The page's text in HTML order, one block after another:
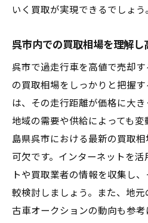
いく買取が実現できるでしょう
呉市内での買取相場を理解し
呉市で過走行車を高値で売却
の買取相場をしっかりと把握
は、その走行距離が価格に大き
地域の需要や供給によっても
島県呉市における最新の買取
可欠です。インターネットを
トや買取業者の情報を収集し
較検討しましょう。また、地
古車オークションの動向も参考